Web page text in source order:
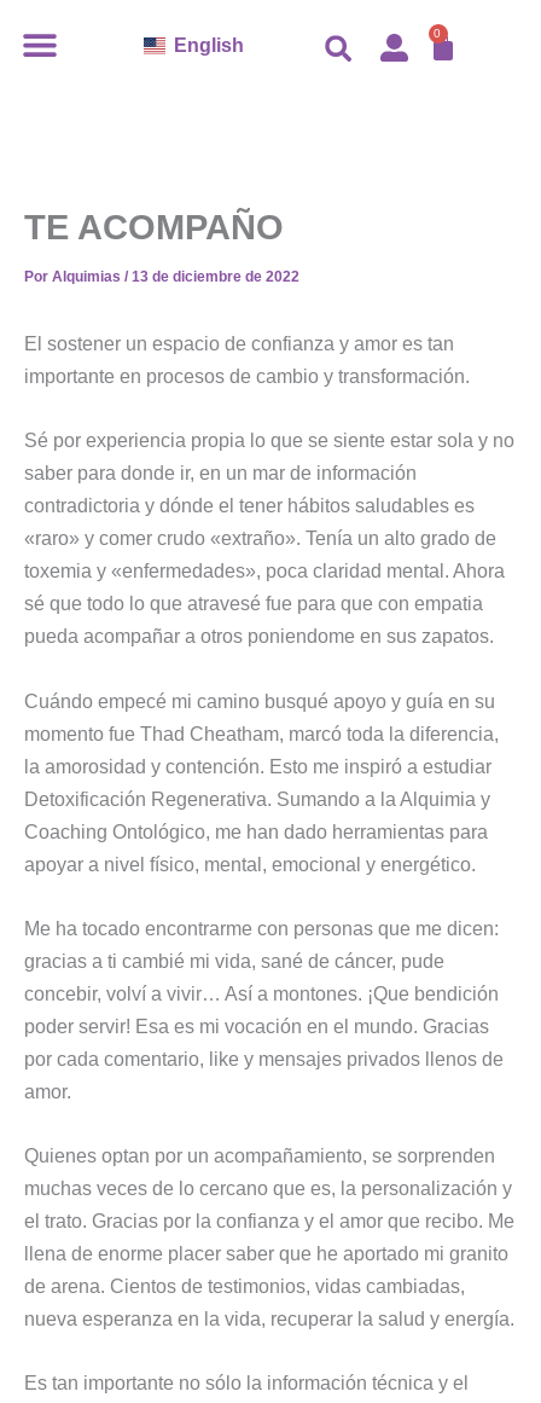
English 0
TE ACOMPAÑO
Por Alquimias / 13 de diciembre de 2022
El sostener un espacio de confianza y amor es tan
importante en procesos de cambio y transformación.
Sé por experiencia propia lo que se siente estar sola y no
saber para donde ir, en un mar de información
contradictoria y dónde el tener hábitos saludables es
«raro» y comer crudo «extraño». Tenía un alto grado de
toxemia y «enfermedades», poca claridad mental. Ahora
sé que todo lo que atravesé fue para que con empatia
pueda acompañar a otros poniendome en sus zapatos.
Cuándo empecé mi camino busqué apoyo y guía en su
momento fue Thad Cheatham, marcó toda la diferencia,
la amorosidad y contención. Esto me inspiró a estudiar
Detoxificación Regenerativa. Sumando a la Alquimia y
Coaching Ontológico, me han dado herramientas para
apoyar a nivel físico, mental, emocional y energético.
Me ha tocado encontrarme con personas que me dicen:
gracias a ti cambié mi vida, sané de cáncer, pude
concebir, volví a vivir… Así a montones. ¡Que bendición
poder servir! Esa es mi vocación en el mundo. Gracias
por cada comentario, like y mensajes privados llenos de
amor.
Quienes optan por un acompañamiento, se sorprenden
muchas veces de lo cercano que es, la personalización y
el trato. Gracias por la confianza y el amor que recibo. Me
llena de enorme placer saber que he aportado mi granito
de arena. Cientos de testimonios, vidas cambiadas,
nueva esperanza en la vida, recuperar la salud y energía.
Es tan importante no sólo la información técnica y el